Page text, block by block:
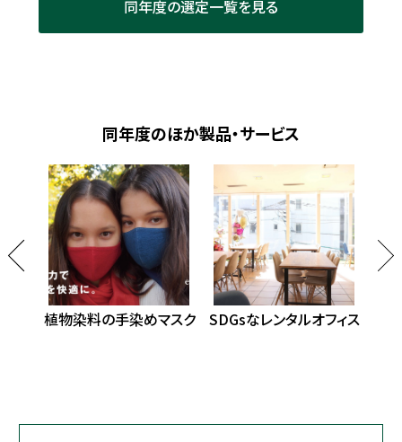
同年度の選定一覧を見る
同年度のほか製品・サービス
植物染料の手染めマスク SDGsなレンタルオフィス